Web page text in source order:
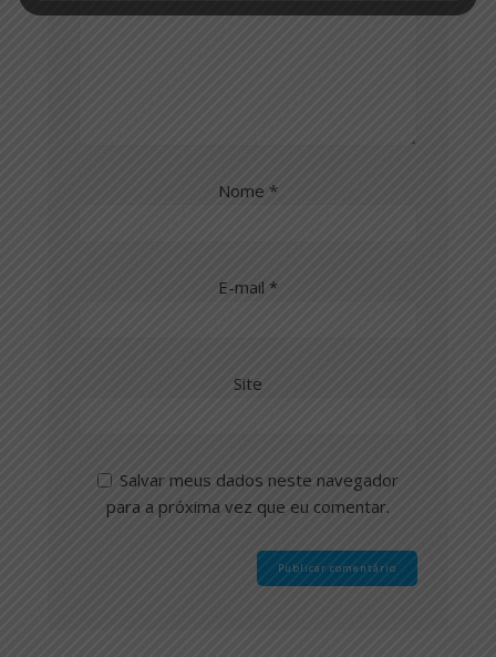
Nome *
E-mail *
Site
Salvar meus dados neste navegador
para a próxima vez que eu comentar.